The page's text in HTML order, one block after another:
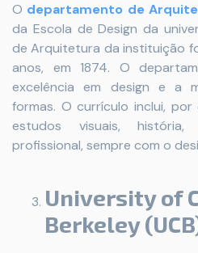
O departamento de
da Escola de Design da
de Arquitetura da instituição
anos, em 1874. O
excelência em design e a
formas. O currículo inclui, por
estudos visuais,
profissional, sempre com o
University of
Berkeley